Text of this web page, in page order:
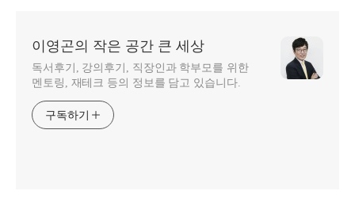
이영곤의 작은 공간 큰 세상
독서후기, 강의후기, 직장인과 학부모를 위한
멘토링, 재테크 등의 정보를 담고 있습니다.
구독하기